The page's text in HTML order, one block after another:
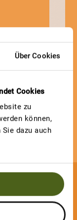
Über Cookies
Cookies
zu
können,
dazu auch